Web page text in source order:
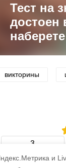
и
Тест на
достоен
викторины
3